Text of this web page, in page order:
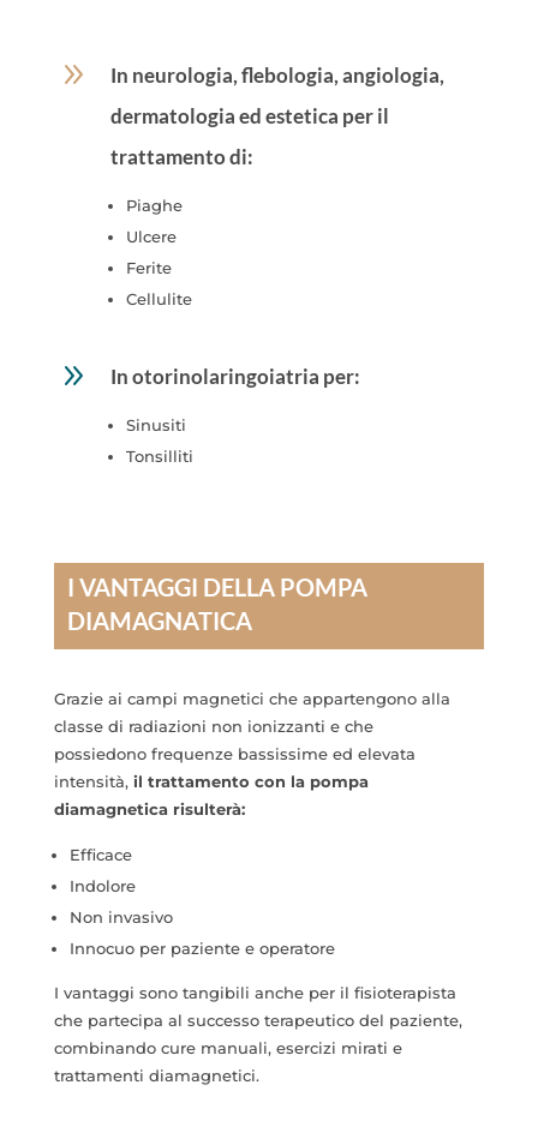
9
In neurologia, flebologia, angiologia,
dermatologia ed estetica per il
trattamento di:
Piaghe
Ulcere
Ferite
Cellulite
9 In otorinolaringoiatria per:
Sinusiti
Tonsilliti
I VANTAGGI DELLA POMPA
DIAMAGNATICA
Grazie ai campi magnetici che appartengono alla
classe di radiazioni non ionizzanti e che
possiedono frequenze bassissime ed elevata
intensità, il trattamento con la pompa
diamagnetica risulterà:
Efficace
Indolore
Non invasivo
Innocuo per paziente e operatore
I vantaggi sono tangibili anche per il fisioterapista
che partecipa al successo terapeutico del paziente,
combinando cure manuali, esercizi mirati e
trattamenti diamagnetici.